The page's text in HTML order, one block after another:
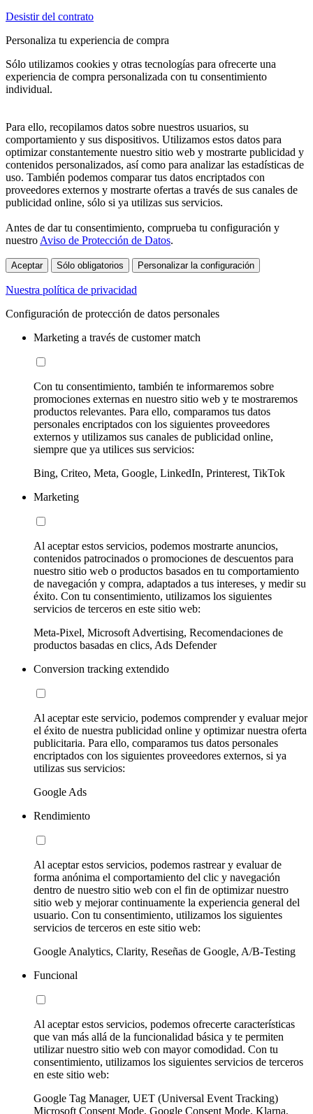
Desistir del contrato
Personaliza tu experiencia de compra
Sólo utilizamos cookies y otras tecnologías para ofrecerte una
experiencia de compra personalizada con tu consentimiento
individual.
Para ello, recopilamos datos sobre nuestros usuarios, su
comportamiento y sus dispositivos. Utilizamos estos datos para
optimizar constantemente nuestro sitio web y mostrarte publicidad y
contenidos personalizados, así como para analizar las estadísticas de
uso. También podemos comparar tus datos encriptados con
proveedores externos y mostrarte ofertas a través de sus canales de
publicidad online, sólo si ya utilizas sus servicios.
Antes de dar tu consentimiento, comprueba tu configuración y
nuestro Aviso de Protección de Datos.
Aceptar Sólo obligatorios Personalizar la configuración
Nuestra política de privacidad
Configuración de protección de datos personales
Marketing a través de customer match
Con tu consentimiento, también te informaremos sobre
promociones externas en nuestro sitio web y te mostraremos
productos relevantes. Para ello, comparamos tus datos
personales encriptados con los siguientes proveedores
externos y utilizamos sus canales de publicidad online,
siempre que ya utilices sus servicios:
Bing, Criteo, Meta, Google, LinkedIn, Printerest, TikTok
Marketing
Al aceptar estos servicios, podemos mostrarte anuncios,
contenidos patrocinados o promociones de descuentos para
nuestro sitio web o productos basados en tu comportamiento
de navegación y compra, adaptados a tus intereses, y medir su
éxito. Con tu consentimiento, utilizamos los siguientes
servicios de terceros en este sitio web:
Meta-Pixel, Microsoft Advertising, Recomendaciones de
productos basadas en clics, Ads Defender
Conversion tracking extendido
Al aceptar este servicio, podemos comprender y evaluar mejor
el éxito de nuestra publicidad online y optimizar nuestra oferta
publicitaria. Para ello, comparamos tus datos personales
encriptados con los siguientes proveedores externos, si ya
utilizas sus servicios:
Google Ads
Rendimiento
Al aceptar estos servicios, podemos rastrear y evaluar de
forma anónima el comportamiento del clic y navegación
dentro de nuestro sitio web con el fin de optimizar nuestro
sitio web y mejorar continuamente la experiencia general del
usuario. Con tu consentimiento, utilizamos los siguientes
servicios de terceros en este sitio web:
Google Analytics, Clarity, Reseñas de Google, A/B-Testing
Funcional
Al aceptar estos servicios, podemos ofrecerte características
que van más allá de la funcionalidad básica y te permiten
utilizar nuestro sitio web con mayor comodidad. Con tu
consentimiento, utilizamos los siguientes servicios de terceros
en este sitio web:
Google Tag Manager, UET (Universal Event Tracking)
Microsoft Consent Mode, Google Consent Mode, Klarna,